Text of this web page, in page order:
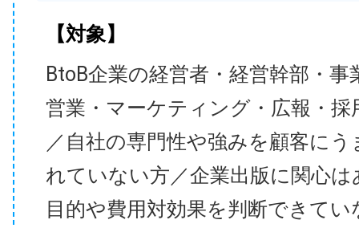
【対象】
BtoB企業の経営者・経営幹部・事
営業・マーケティング・広報・採
／自社の専門性や強みを顧客に
れていない方／企業出版に関心
目的や費用対効果を判断できてい